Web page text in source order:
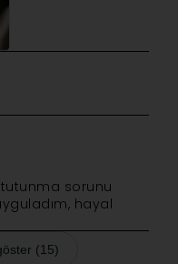
sorunu
hayal
(15)